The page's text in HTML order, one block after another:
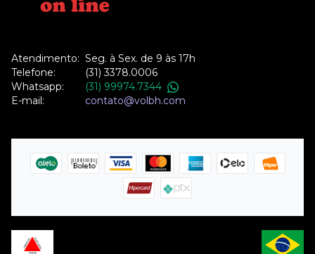
Atendimento: Seg. à Sex. de 9 às 17h
Telefone:
(31) 3378.0006
Whatsapp:
(31) 99974.7344
E-mail:
contato@volbh.com